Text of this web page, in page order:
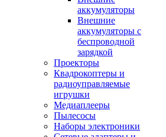
аккумуляторы
Внешние
аккумуляторы с
беспроводной
зарядкой
Проекторы
Квадрокоптеры и
радиоуправляемые
игрушки
Медиаплееры
Пылесосы
Наборы электроники